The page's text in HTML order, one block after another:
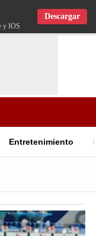
y IOS
Descargar
Entretenimiento